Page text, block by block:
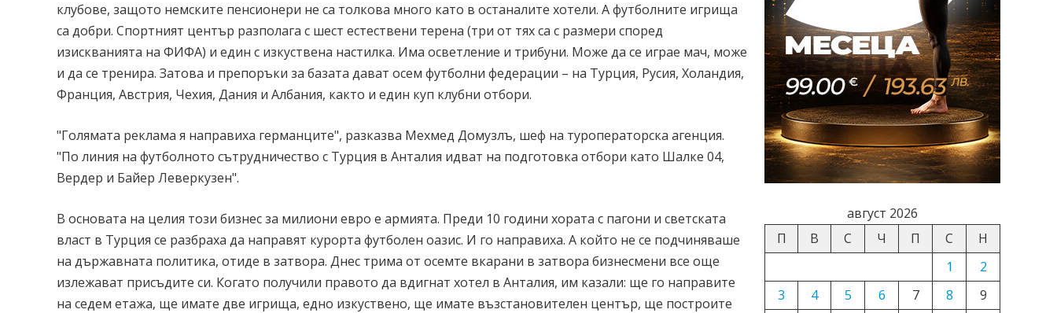
клубове, защото немските пенсионери не са толкова много като в останалите хотели. А футболните игрища
са добри. Спортният център разполага с шест естествени терена (три от тях са с размери според
изискванията на ФИФА) и един с изкуствена настилка. Има осветление и трибуни. Може да се играе мач, може
и да се тренира. Затова и препоръки за базата дават осем футболни федерации – на Турция, Русия, Холандия,
Франция, Австрия, Чехия, Дания и Албания, както и един куп клубни отбори.
"Голямата реклама я направиха германците", разказва Мехмед Домузлъ, шеф на туроператорска агенция.
"По линия на футболното сътрудничество с Турция в Анталия идват на подготовка отбори като Шалке 04,
Вердер и Байер Леверкузен".
В основата на целия този бизнес за милиони евро е армията. Преди 10 години хората с пагони и светската
власт в Турция се разбраха да направят курорта футболен оазис. И го направиха. А който не се подчиняваше
на държавната политика, отиде в затвора. Днес трима от осемте вкарани в затвора бизнесмени все още
излежават присъдите си. Когато получили правото да вдигнат хотел в Анталия, им казали: ще го направите
на седем етажа, ще имате две игрища, едно изкуствено, ще имате възстановителен център, ще построите
август 2026
П
В С Ч П С
Н
1
2
3
4 5 6 7 8
9